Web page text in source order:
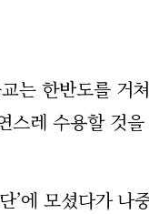
는 한반도를 거
스레 수용할 것
’에 모셨다가 나